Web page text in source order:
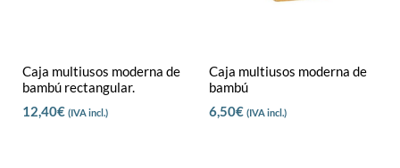
Caja multiusos moderna de
bambú rectangular.
12,40€ (IVA incl.)
Caja multiusos moderna de
bambú
6,50€ (IVA incl.)